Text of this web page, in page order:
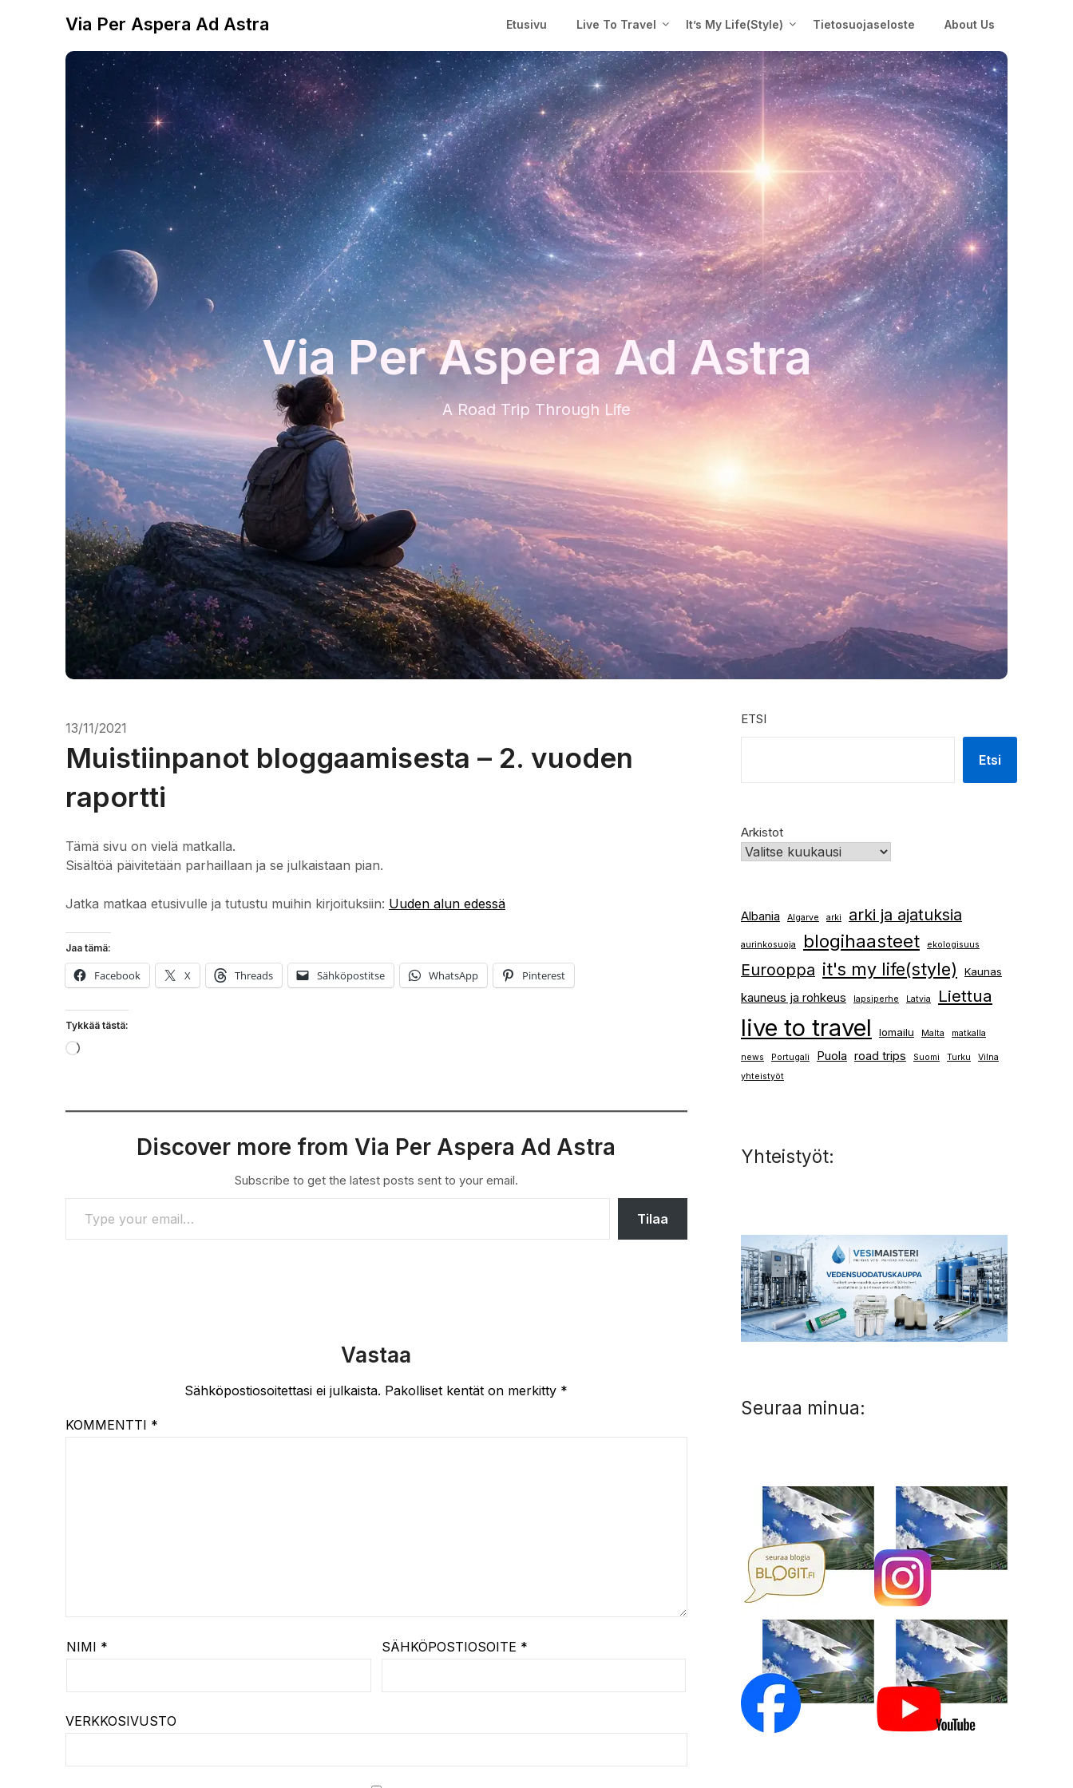
Via Per Aspera Ad Astra Etusivu Live To Travel It’s My Life(Style) Tietosuojaseloste About Us
Via Per Aspera Ad Astra
A Road Trip Through Life
13/11/2021
Muistiinpanot bloggaamisesta – 2. vuoden
raportti
Tämä sivu on vielä matkalla.
Sisältöä päivitetään parhaillaan ja se julkaistaan pian.
Jatka matkaa etusivulle ja tutustu muihin kirjoituksiin: Uuden alun edessä
Jaa tämä:
Facebook X Threads Sähköpostitse WhatsApp Pinterest
Tykkää tästä:
Loading…
Discover more from Via Per Aspera Ad Astra
Subscribe to get the latest posts sent to your email.
TYPE YOUR EMAIL…
Tilaa
Vastaa
Sähköpostiosoitettasi ei julkaista. Pakolliset kentät on merkitty *
KOMMENTTI *
NIMI * SÄHKÖPOSTIOSOITE *
VERKKOSIVUSTO
ETSI
Etsi
Arkistot
Albania Algarve arki arki ja ajatuksia
aurinkosuoja blogihaasteet ekologisuus
Eurooppa it's my life(style) Kaunas
kauneus ja rohkeus lapsiperhe Latvia Liettua
live to travel lomailu Malta matkalla
news Portugali Puola road trips Suomi Turku
Vilna
yhteistyöt
Yhteistyöt:
Seuraa minua: